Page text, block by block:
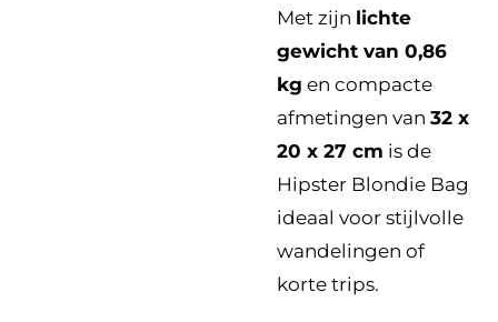
Met zijn lichte
gewicht van 0,86
kg en compacte
afmetingen van 32 x
20 x 27 cm is de
Hipster Blondie Bag
ideaal voor stijlvolle
wandelingen of
korte trips.